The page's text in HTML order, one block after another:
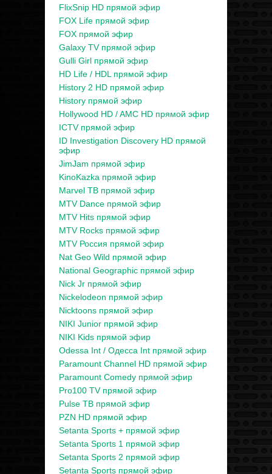
FlixSnip HD прямой эфир
FOX Life прямой эфир
FOX прямой эфир
Galaxy TV прямой эфир
Gulli Girl прямой эфир
HD Life / HDL прямой эфир
History 2 HD прямой эфир
History прямой эфир
Hollywood HD / AMC HD прямой эфир
ICTV прямой эфир
ID Investigation Discovery HD прямой
эфир
JimJam прямой эфир
KinoKazka прямой эфир
Marvel ТВ прямой эфир
MTV Dance прямой эфир
MTV Hits прямой эфир
MTV Rocks прямой эфир
MTV Россия прямой эфир
Nat Geo Wild прямой эфир
National Geographic прямой эфир
Nick Jr прямой эфир
Nickelodeon прямой эфир
Nicktoons прямой эфир
NIKI Junior прямой эфир
NIKI Kids прямой эфир
Odessa Int / Одесса Int прямой эфир
Paramount Channel HD прямой эфир
Paramount Comedy прямой эфир
Pro100 TV прямой эфир
Pulse ТВ прямой эфир
PZN HD прямой эфир
Setanta Sports + прямой эфир
Setanta Sports 1 прямой эфир
Setanta Sports 2 прямой эфир
Setanta Sports прямой эфир